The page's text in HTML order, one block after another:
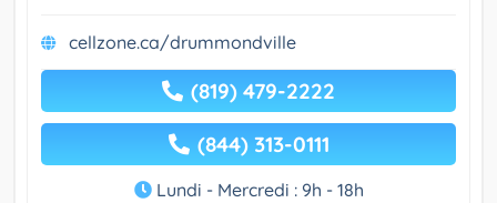
cellzone.ca/drummondville
(819) 479-2222
(844) 313-0111
Lundi - Mercredi : 9h - 18h